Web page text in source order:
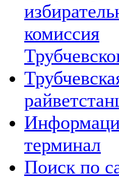
комиссия
терминал
Поиск по